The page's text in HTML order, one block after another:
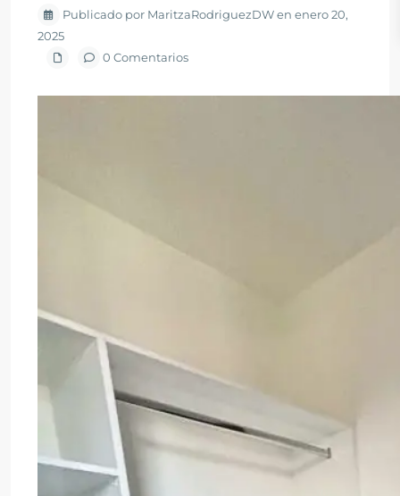
Publicado por MaritzaRodriguezDW en enero 20,
2025
0 Comentarios